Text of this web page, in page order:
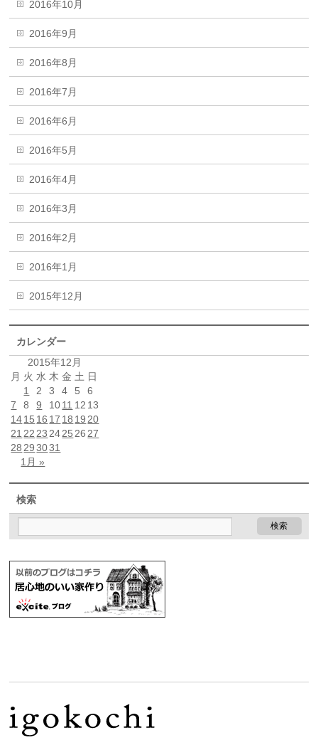
2016年10月
2016年9月
2016年8月
2016年7月
2016年6月
2016年5月
2016年4月
2016年3月
2016年2月
2016年1月
2015年12月
カレンダー
2015年12月
月 火 水 木 金 土 日
1
2 3 4 5
6
7
8 9 1011 12 13
1415 16 17 18 19 20
21 22 23 2425 26 27
28 29 3031
1月 »
検索